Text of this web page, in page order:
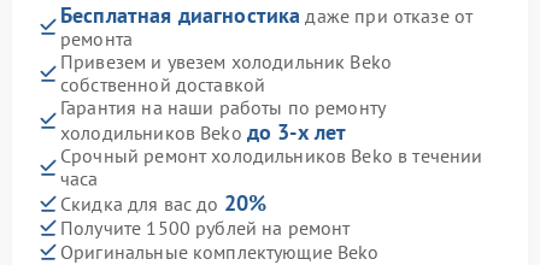
Бесплатная диагностика даже при отказе от
ремонта
Привезем и увезем холодильник Beko
собственной доставкой
Гарантия на наши работы по ремонту
холодильников Beko до 3-х лет
Срочный ремонт холодильников Beko в течении
часа
Скидка для вас до 20%
Получите 1500 рублей на ремонт
Оригинальные комплектующие Beko